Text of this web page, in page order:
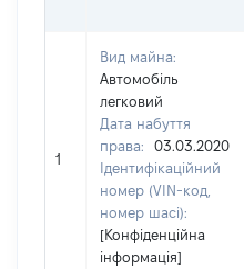
1
Вид майна:
Автомобіль
легковий
Дата набуття
права:
03.03.2020
Ідентифікаційний
номер (VIN-код,
номер шасі):
[Конфіденційна
інформація]